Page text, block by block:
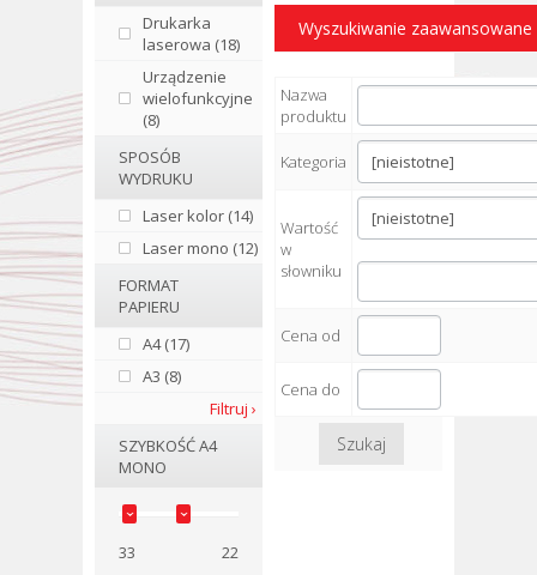
Drukarka
laserowa (18)
Urządzenie
wielofunkcyjne
(8)
SPOSÓB
WYDRUKU
Laser kolor (14)
Laser mono (12)
FORMAT
PAPIERU
A4 (17)
A3 (8)
Filtruj ›
SZYBKOŚĆ A4
MONO
33 22
Wyszukiwanie zaawansowane
Nazwa
produktu
Kategoria
Wartość
w
słowniku
Cena od
Cena do
Szukaj